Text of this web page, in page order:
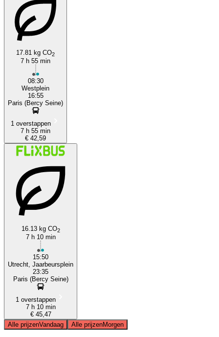
17.81 kg CO2
7 h 55 min
08:30
Westplein
16:55
Paris (Bercy Seine)
1 overstappen
7 h 55 min
€ 42,59
16.13 kg CO2
7 h 10 min
15:50
Utrecht, Jaarbeursplein
23:35
Paris (Bercy Seine)
1 overstappen
7 h 10 min
€ 45,47
Alle prijzenVandaag Alle prijzenMorgen